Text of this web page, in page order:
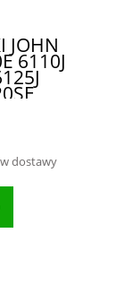
JOHN
6110J
O
dostawy